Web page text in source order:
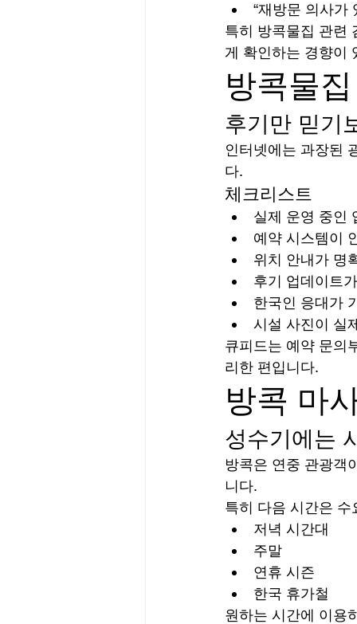
“재방문 의사가
특히 방콕물집 관련
게 확인하는 경향이
방콕물
후기만 믿기
인터넷에는 과장된
다.
체크리스트
실제 운영 중인
예약 시스템이
위치 안내가 명
후기 업데이트
한국인 응대가
시설 사진이 실
큐피드는 예약 문의
리한 편입니다.
방콕 마
성수기에는
방콕은 연중 관광객
니다.
특히 다음 시간은 수
저녁 시간대
주말
연휴 시즌
한국 휴가철
원하는 시간에 이용